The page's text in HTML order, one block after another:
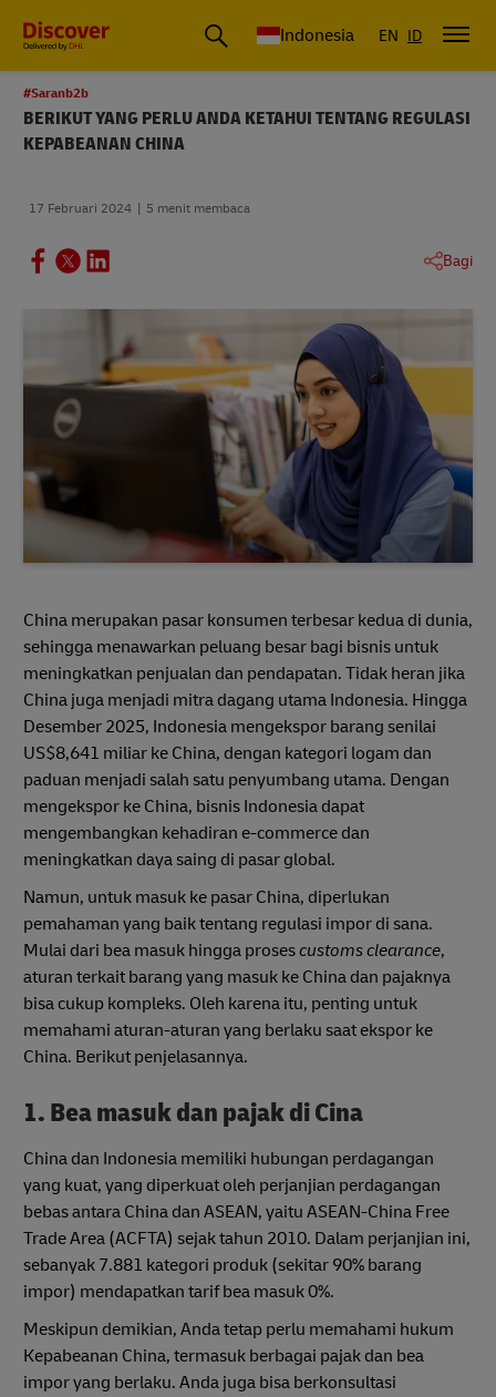
DHL Express Indonesia Indonesia EN ID
#Saranb2b
BERIKUT YANG PERLU ANDA KETAHUI TENTANG REGULASI
KEPABEANAN CHINA
17 Februari 2024 5 menit membaca
Bagi
China merupakan pasar konsumen terbesar kedua di dunia,
sehingga menawarkan peluang besar bagi bisnis untuk
meningkatkan penjualan dan pendapatan. Tidak heran jika
China juga menjadi mitra dagang utama Indonesia. Hingga
Desember 2025, Indonesia mengekspor barang senilai
US$8,641 miliar ke China, dengan kategori logam dan
paduan menjadi salah satu penyumbang utama. Dengan
mengekspor ke China, bisnis Indonesia dapat
mengembangkan kehadiran e-commerce dan
meningkatkan daya saing di pasar global.
Namun, untuk masuk ke pasar China, diperlukan
pemahaman yang baik tentang regulasi impor di sana.
Mulai dari bea masuk hingga prosescustoms clearance,
aturan terkait barang yang masuk ke China dan pajaknya
bisa cukup kompleks. Oleh karena itu, penting untuk
memahami aturan-aturan yang berlaku saat ekspor ke
China. Berikut penjelasannya.
1. Bea masuk dan pajak di Cina
China dan Indonesia memiliki hubungan perdagangan
yang kuat, yang diperkuat oleh perjanjian perdagangan
bebas antara China dan ASEAN, yaitu ASEAN-China Free
Trade Area (ACFTA) sejak tahun 2010. Dalam perjanjian ini,
sebanyak 7.881 kategori produk (sekitar 90% barang
impor) mendapatkan tarif bea masuk 0%.
Meskipun demikian, Anda tetap perlu memahami hukum
Kepabeanan China, termasuk berbagai pajak dan bea
impor yang berlaku. Anda juga bisa berkonsultasi